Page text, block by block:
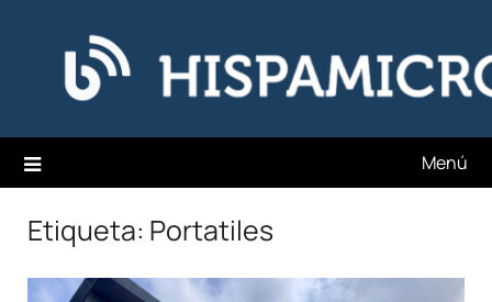
contenido
Hispamicro Blog
Menú
Etiqueta: Portatiles